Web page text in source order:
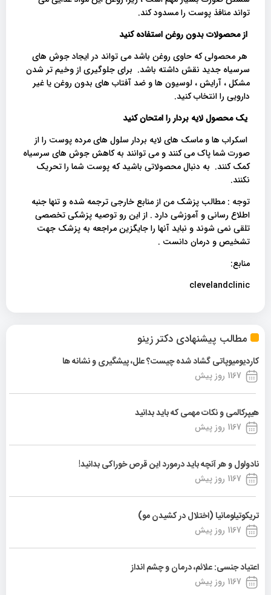
مطالب پیشنهادی دکتر زینو
کاردیومیوپاتی گشاد شده چیست؟ علل، پیشگیری و نشانه ها
1167 روز پیش
هیپرکالمی و نکات مهمی که باید بدانید
1167 روز پیش
نادولول و هر آنچه باید درمورد این قرص خوراکی بدانید!
1167 روز پیش
تریکوتیلومانیا (اختلال در کشیدن مو)
1167 روز پیش
اعتیاد جنسی: علائم، درمان و چشم انداز
1167 روز پیش
تواند منافذ پوست را مسدود کند.
از محصولات بدون روغن استفاده کنید
هر محصولی که حاوی روغن باشد می تواند در ایجاد جوش های
سرسیاه جدید نقش داشته باشد. برای جلوگیری از وخیم تر شدن
مشکل ، آرایش ، لوسیون ها و ضد آفتاب های بدون روغن یا غیر
دارویی را انتخاب کنید.
یک محصول لایه بردار را امتحان کنید
اسکراب ها و ماسک های لایه بردار سلول های مرده پوست را از
صورت شما پاک می کنند و می توانند به کاهش جوش های سرسیاه
کمک کنند. به دنبال محصولاتی باشید که پوست شما را تحریک
نکنند.
توجه : مطالب پزشک من از منابع خارجی ترجمه شده و تنها جنبه
اطلاع رسانی و آموزشی دارد . از این رو توصیه پزشکی تخصصی
تلقی نمی شوند و نباید آنها را جایگزین مراجعه به پزشک جهت
تشخیص و درمان دانست .
منابع:
clevelandclinic